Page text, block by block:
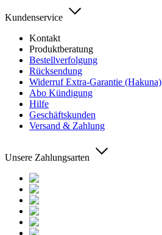
Kundenservice
Kontakt
Produktberatung
Bestellverfolgung
Rücksendung
Widerruf Extra-Garantie (Hakuna)
Abo Kündigung
Hilfe
Geschäftskunden
Versand & Zahlung
Unsere Zahlungsarten